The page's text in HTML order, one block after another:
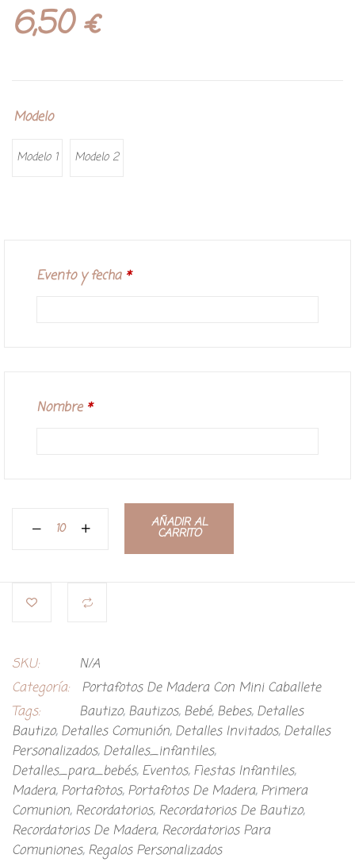
6,50€
Modelo
Modelo 1 Modelo 2
Evento y fecha *
Nombre *
AÑADIR AL
CARRITO
SKU:
N/A
Categoría:
Portafotos De Madera Con Mini Caballete
Tags:
Bautizo, Bautizos, Bebé, Bebes, Detalles
Bautizo, Detalles Comunión, Detalles Invitados, Detalles
Personalizados, Detalles_infantiles,
Detalles_para_bebés, Eventos, Fiestas Infantiles,
Madera, Portafotos, Portafotos De Madera, Primera
Comunion, Recordatorios, Recordatorios De Bautizo,
Recordatorios De Madera, Recordatorios Para
Comuniones, Regalos Personalizados